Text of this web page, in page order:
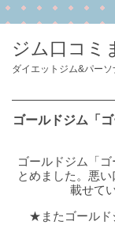
ジム口コミ
ダイエットジム&パー
ゴールドジム「
ゴールドジム「
とめました。悪
載せて
★またゴールド